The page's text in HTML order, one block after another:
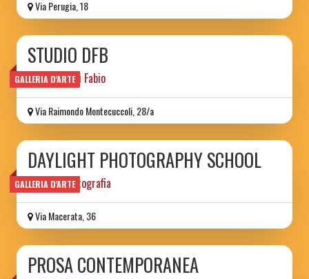
Via Perugia, 18
GALLERIA D'ARTE
STUDIO DFB
di Alberto Di Fabio
Via Raimondo Montecuccoli, 28/a
GALLERIA D'ARTE
DAYLIGHT PHOTOGRAPHY SCHOOL
scuola di fotografia
Via Macerata, 36
PROSA CONTEMPORANEA